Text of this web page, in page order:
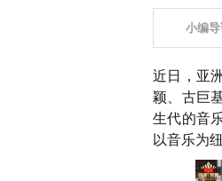
小编导
近日，亚
颖、古巨
生代的音
以音乐为